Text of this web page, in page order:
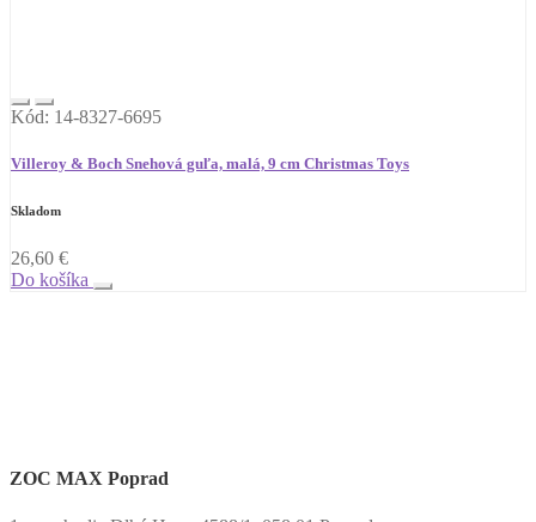
Kód: 14-8327-6695
Villeroy & Boch Snehová guľa, malá, 9 cm Christmas Toys
Skladom
26,60 €
Do košíka
ZOC MAX Poprad